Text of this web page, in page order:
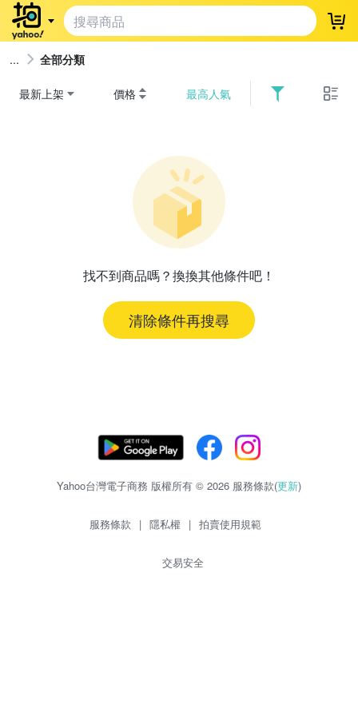
登
全部分類
最新上架 價格 最高人氣
找不到商品嗎？換換其他條件吧！
清除條件再搜尋
Yahoo台灣電子商務 版權所有 © 2026 服務條款(更新)
服務條款 | 隱私權 | 拍賣使用規範
交易安全